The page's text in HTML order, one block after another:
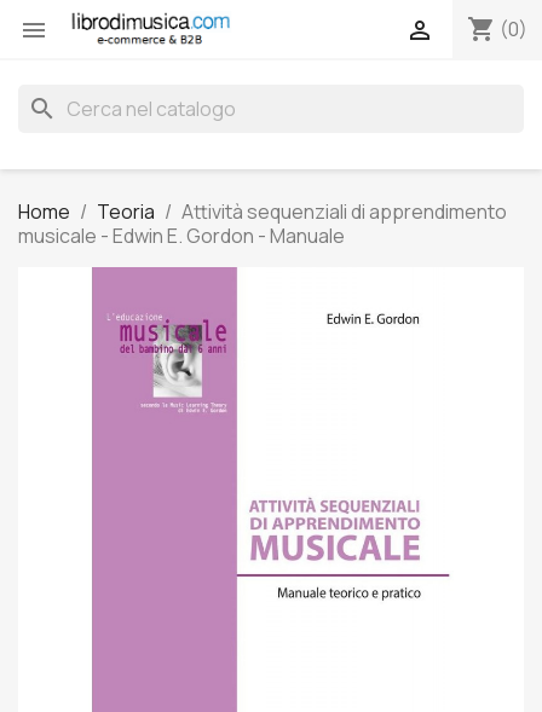
 shopping_cart (0)

search
Home Teoria
Attività sequenziali di apprendimento
musicale - Edwin E. Gordon - Manuale